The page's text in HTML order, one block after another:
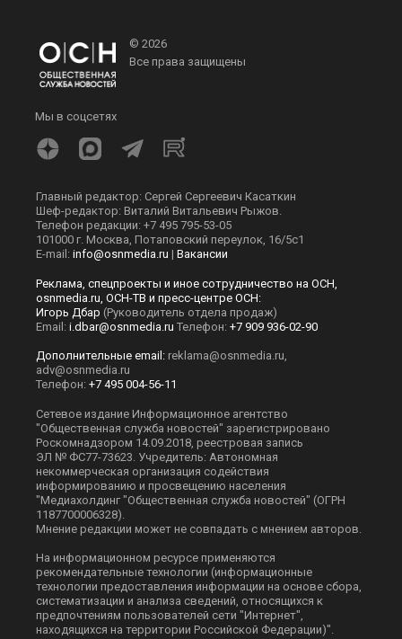
© 2026
Все права защищены
Мы в соцсетях
Главный редактор: Сергей Сергеевич Касаткин
Шеф-редактор: Виталий Витальевич Рыжов.
Телефон редакции: +7 495 795-53-05
101000 г. Москва, Потаповский переулок, 16/5с1
E-mail: info@osnmedia.ru | Вакансии
Реклама, спецпроекты и иное сотрудничество на ОСН,
osnmedia.ru, ОСН-ТВ и пресс-центре ОСН:
Игорь Дбар (Руководитель отдела продаж)
Email: i.dbar@osnmedia.ru Телефон: +7 909 936-02-90
Дополнительные email: reklama@osnmedia.ru
adv@osnmedia.ru
Телефон: +7 495 004-56-11
Сетевое издание Информационное агентство
"Общественная служба новостей" зарегистрировано
Роскомнадзором 14.09.2018, реестровая запись
ЭЛ № ФС77-73623. Учредитель: Автономная
некоммерческая организация содействия
информированию и просвещению населения
"Медиахолдинг "Общественная служба новостей" (ОГРН
1187700006328).
Мнение редакции может не совпадать с мнением авторов.
На информационном ресурсе применяются
рекомендательные технологии (информационные
технологии предоставления информации на основе сбора,
систематизации и анализа сведений, относящихся к
предпочтениям пользователей сети "Интернет",
находящихся на территории Российской Федерации)".